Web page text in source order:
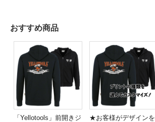
おすすめ商品
「Yellotools」前開きジ
★お客様がデザインを